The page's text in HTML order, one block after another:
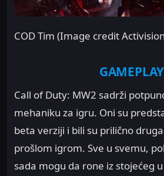
COD Tim (Image credit
GAMEPLAY
Call of Duty: MW2 sadrži
mehaniku za igru. Oni su
beta verziji i bili su prilično
prošlom igrom. Sve u svemu,
sada mogu da rone iz stojećeg